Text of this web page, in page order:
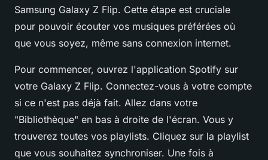
Samsung Galaxy Z Flip. Cette étape est cruciale
pour pouvoir écouter vos musiques préférées où
que vous soyez, même sans connexion internet.
Pour commencer, ouvrez l'application Spotify sur
votre Galaxy Z Flip. Connectez-vous à votre compte
si ce n'est pas déjà fait. Allez dans votre
"Bibliothèque" en bas à droite de l'écran. Vous y
trouverez toutes vos playlists. Cliquez sur la playlist
que vous souhaitez synchroniser. Une fois à